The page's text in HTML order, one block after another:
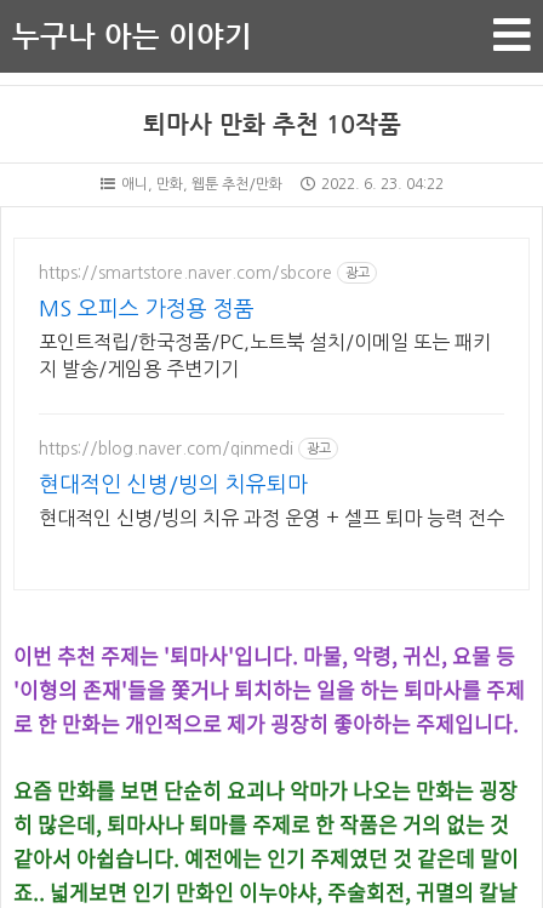
누구나 아는 이야기
퇴마사 만화 추천 10작품
애니, 만화, 웹툰 추천/만화 2022. 6. 23. 04:22
https://smartstore.naver.com/sbcore 광고
MS 오피스 가정용 정품
포인트적립/한국정품/PC,노트북 설치/이메일 또는 패키
지 발송/게임용 주변기기
https://blog.naver.com/qinmedi 광고
현대적인 신병/빙의 치유퇴마
현대적인 신병/빙의 치유 과정 운영 + 셀프 퇴마 능력 전수
이번 추천 주제는 '퇴마사'입니다. 마물, 악령, 귀신, 요물 등
'이형의 존재'들을 쫓거나 퇴치하는 일을 하는 퇴마사를 주제
로 한 만화는 개인적으로 제가 굉장히 좋아하는 주제입니다.
요즘 만화를 보면 단순히 요괴나 악마가 나오는 만화는 굉장
히 많은데, 퇴마사나 퇴마를 주제로 한 작품은 거의 없는 것
같아서 아쉽습니다. 예전에는 인기 주제였던 것 같은데 말이
죠.. 넓게보면 인기 만화인 이누야샤, 주술회전, 귀멸의 칼날